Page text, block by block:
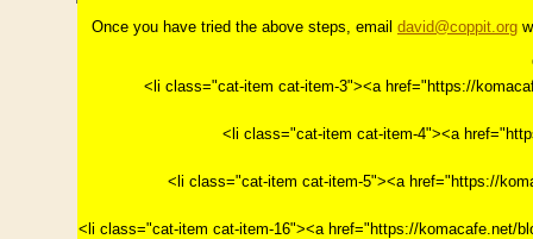
Once you have tried the above steps, email david@coppit.org
<li class="cat-item cat-item-3"><a href="https://
<li class="cat-item cat-item-4"><a
<li class="cat-item cat-item-5"><a href="https://
<li class="cat-item cat-item-16"><a href="https://komacafe.net/